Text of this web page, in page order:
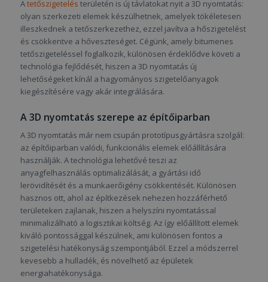
Atetőszigetelés területén is új távlatokat nyit a 3D nyomtatás:
olyan szerkezeti elemek készülhetnek, amelyek tökéletesen
illeszkednek a tetőszerkezethez, ezzel javítva a hőszigetelést
és csökkentve a hőveszteséget. Cégünk, amely bitumenes
tetőszigeteléssel foglalkozik, különösen érdeklődve követi a
technológia fejlődését, hiszen a 3D nyomtatás új
lehetőségeket kínál a hagyományos szigetelőanyagok
kiegészítésére vagy akár integrálására.
A 3D nyomtatás szerepe az építőiparban
A 3D nyomtatás már nem csupán prototípusgyártásra szolgál:
az építőiparban valódi, funkcionális elemek előállítására
használják. A technológia lehetővé teszi az
anyagfelhasználás optimalizálását, a gyártási idő
lerövidítését és a munkaerőigény csökkentését. Különösen
hasznos ott, ahol az építkezések nehezen hozzáférhető
területeken zajlanak, hiszen a helyszíni nyomtatással
minimalizálható a logisztikai költség. Az így előállított elemek
kiváló pontossággal készülnek, ami különösen fontos a
szigetelési hatékonyság szempontjából. Ezzel a módszerrel
kevesebb a hulladék, és növelhető az épületek
energiahatékonysága.